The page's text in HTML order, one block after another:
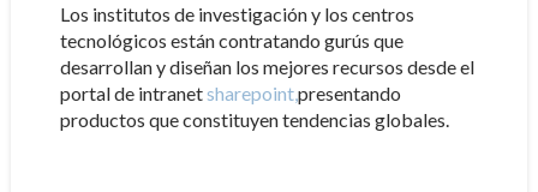
Los institutos de investigación y los centros
tecnológicos están contratando gurús que
desarrollan y diseñan los mejores recursos desde el
portal de intranetsharepoint,presentando
productos que constituyen tendencias globales.